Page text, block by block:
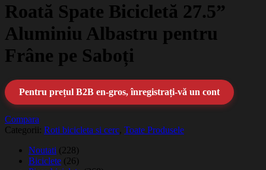
Roată Spate Bicicletă 27.5”
Aluminiu Albastru pentru
Frâne pe Saboți
Pentru prețul B2B en-gros, înregistrați-vă un cont
Compara
Categorii: Roti bicicleta si cerc, Toate Produsele
Noutati (228)
Biciclete (26)